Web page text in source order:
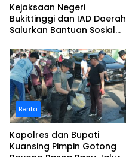
Kejaksaan Negeri
Bukittinggi dan IAD Daerah
Salurkan Bantuan Sosial
Longsor
Berita
Kapolres dan Bupati
Kuansing Pimpin Gotong